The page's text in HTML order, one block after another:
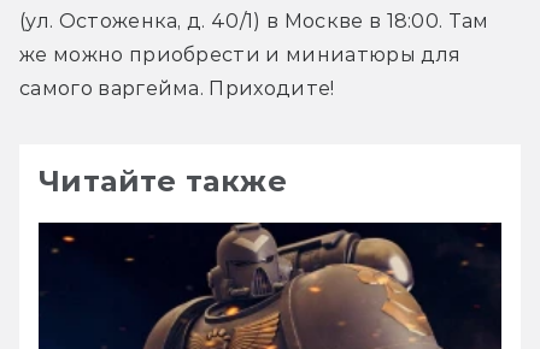
(ул. Остоженка, д. 40/1) в Москве в 18:00. Там
же можно приобрести и миниатюры для
самого варгейма. Приходите!
Читайте также